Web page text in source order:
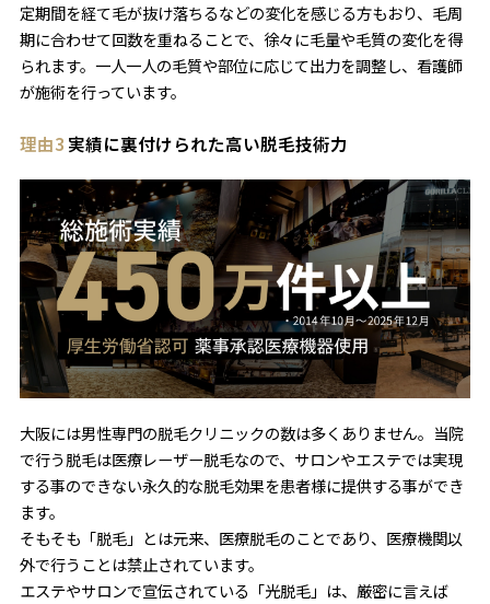
定期間を経て毛が抜け落ちるなどの変化を感じる方もおり、毛周
期に合わせて回数を重ねることで、徐々に毛量や毛質の変化を得
られます。一人一人の毛質や部位に応じて出力を調整し、看護師
が施術を行っています。
理由3 実績に裏付けられた高い脱毛技術力
大阪には男性専門の脱毛クリニックの数は多くありません。当院
で行う脱毛は医療レーザー脱毛なので、サロンやエステでは実現
する事のできない永久的な脱毛効果を患者様に提供する事ができ
ます。
そもそも「脱毛」とは元来、医療脱毛のことであり、医療機関以
外で行うことは禁止されています。
エステやサロンで宣伝されている「光脱毛」は、厳密に言えば